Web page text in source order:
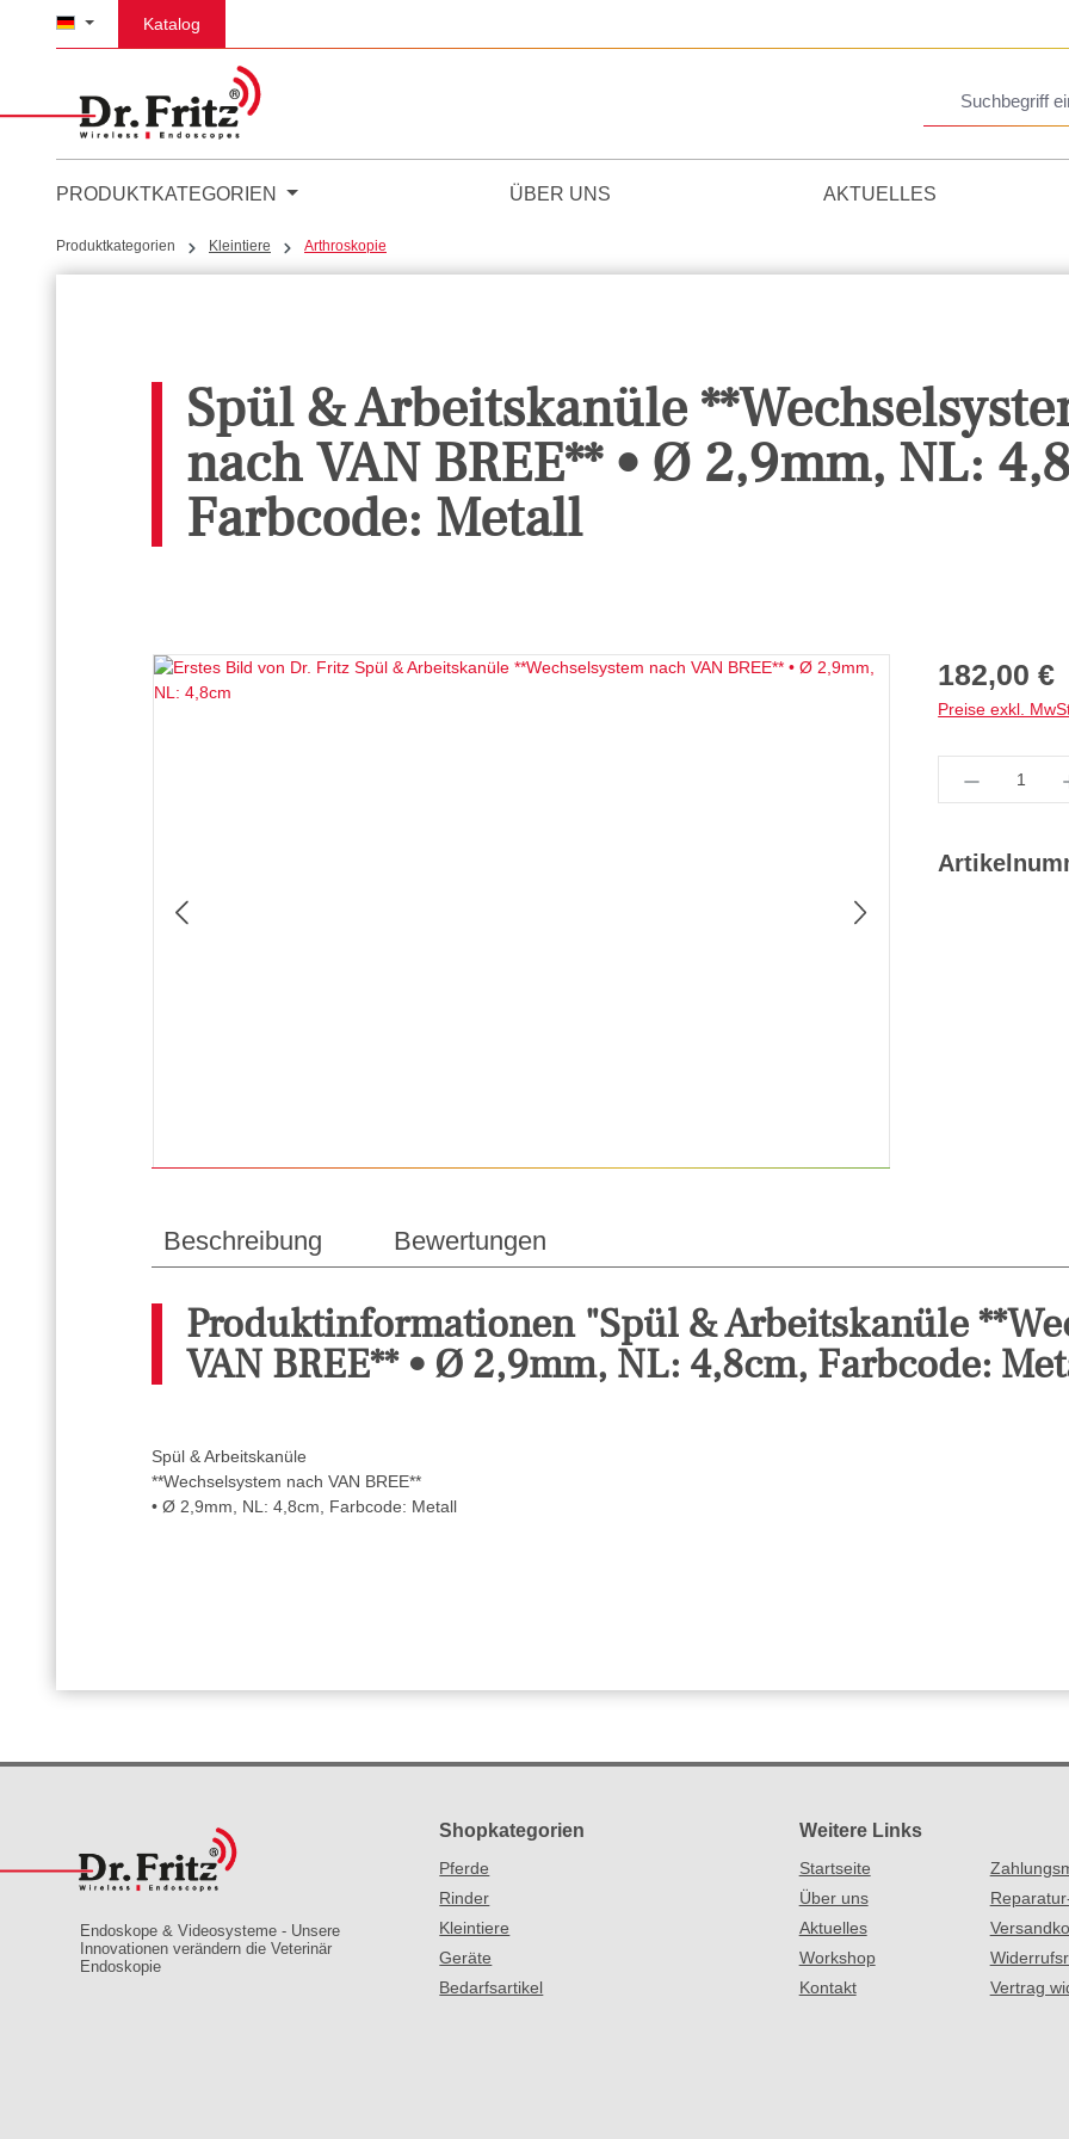
Hauptinhalt springen
Zur Suche springen
Zur Hauptnavigation springen
Katalog
PRODUKTKATEGORIEN ÜBER UNS AKTUELLES
Produktkategorien Kleintiere Arthroskopie
Spül & Arbeitskanüle
nach VAN BREE** • Ø 2,9mm, NL:
Farbcode: Metall
Regulärer Preis:
182,00 €
Preise exkl.
Produkt
Beschreibung Bewertungen
Produktinformationen "Spül & Arbeitskanüle
VAN BREE** • Ø 2,9mm, NL: 4,8cm, Farbcode:
Spül & Arbeitskanüle
**Wechselsystem nach VAN BREE**
• Ø 2,9mm, NL: 4,8cm, Farbcode: Metall
Endoskope & Videosysteme - Unsere
Innovationen verändern die Veterinär
Endoskopie
Shopkategorien
Pferde
Rinder
Kleintiere
Geräte
Bedarfsartikel
Weitere Links
Startseite
Über uns
Aktuelles
Workshop
Kontakt
Vertrag